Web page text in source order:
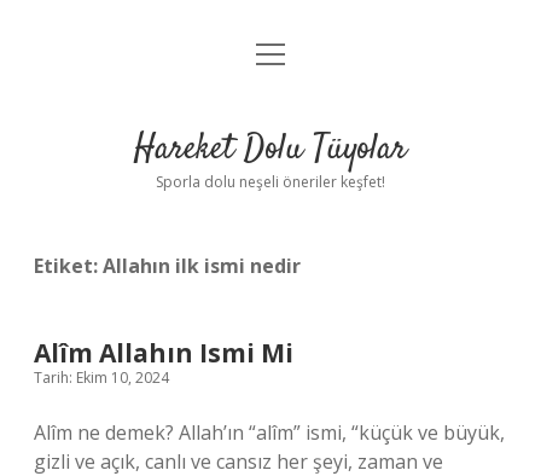
Anasayfa
Yasal Uyarı
menüyü
Hareket Dolu Tüyolar
Sporla dolu neşeli öneriler keşfet!
Etiket:Allahın ilk ismi nedir
Alîm Allahın Ismi Mi
Tarih: Ekim 10, 2024
Alîm ne demek? Allah’ın “alîm” ismi, “küçük ve büyük,
gizli ve açık, canlı ve cansız her şeyi, zaman ve